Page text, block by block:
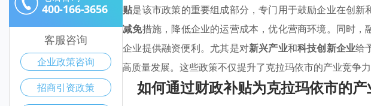
首先，财政补贴是该市政策的重要组成部分，专门用于鼓励企业在创
市还通过税收减免措施，降低企业的运营成本，优化营商环境。同时
资金保障，为企业提供融资便利。尤其是对新兴产业和科技创新企业给
济活力，促进高质量发展。这些政策不仅提升了克拉玛依市的产业竞争
如何通过财政补贴为克拉玛依市的
400-166-3656
客服咨询
企业政策咨询
招商引资政策